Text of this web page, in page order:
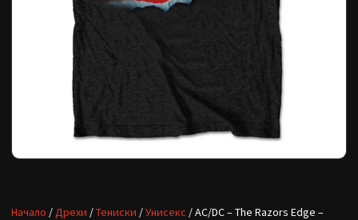
Начало /Дрехи /Тениски /Унисекс / AC/DC – The Razors Edge –